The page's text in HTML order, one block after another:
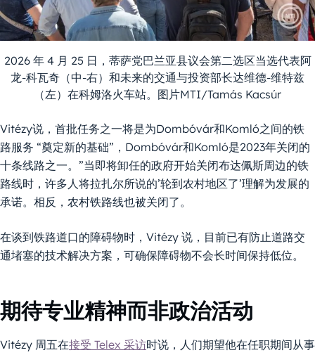
2026 年 4 月 25 日，蒂萨党巴兰亚县议会第二选区当选代表阿
龙-科瓦奇（中-右）和未来的交通与投资部长达维德-维特兹
（左）在科姆洛火车站。图片MTI/Tamás Kacsúr
Vitézy说，首批任务之一将是为Dombóvár和Komló之间的铁
路服务 “奠定新的基础”，Dombóvár和Komló是2023年关闭的
十条线路之一。”当即将卸任的政府开始关闭布达佩斯周边的铁
路线时，许多人将拉扎尔所说的’轮到农村地区了’理解为发展的
承诺。相反，农村铁路线也被关闭了。
在谈到铁路道口的障碍物时，Vitézy 说，目前已有防止道路交
通堵塞的技术解决方案，可确保障碍物不会长时间保持低位。
期待专业精神而非政治活动
Vitézy 周五在接受 Telex 采访时说，人们期望他在任职期间从事